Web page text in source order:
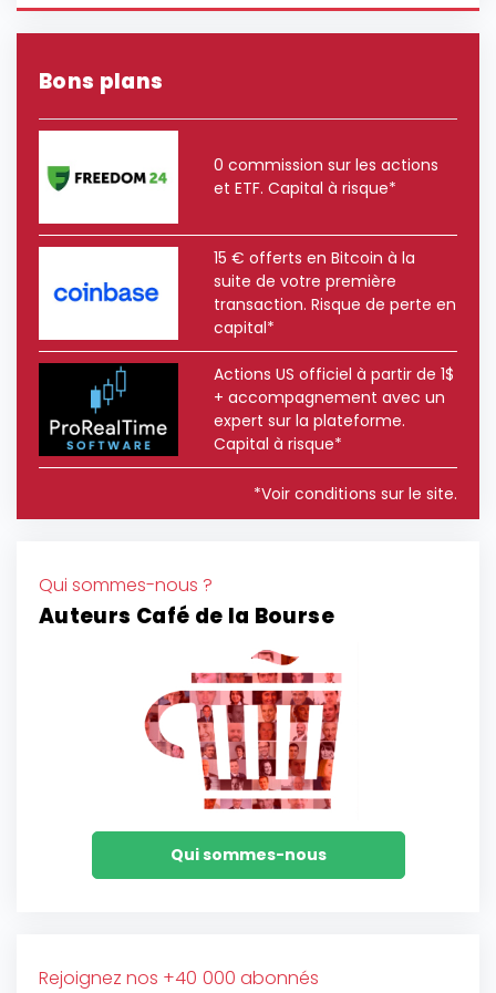
Bons plans
0 commission sur les actions
et ETF. Capital à risque*
15 € offerts en Bitcoin à la
suite de votre première
transaction. Risque de perte en
capital*
Actions US officiel à partir de 1$
+ accompagnement avec un
expert sur la plateforme.
Capital à risque*
*Voir conditions sur le site.
Qui sommes-nous ?
Auteurs Café de la Bourse
Qui sommes-nous
Rejoignez nos +40 000 abonnés